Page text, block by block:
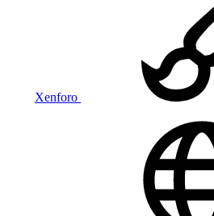
Xenforo